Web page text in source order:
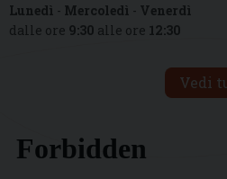
Lunedì - Mercoledì - Venerdì
dalle ore 9:30 alle ore 12:30
Vedi